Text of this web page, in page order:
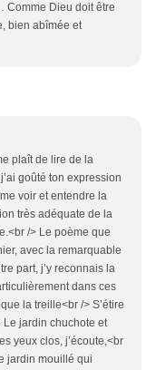
Comme Dieu doit être
bien abîmée et
plaît de lire de la
goûté ton expression
voir et entendre la
très adéquate de la
/> Le poème que
avec la remarquable
part, j’y reconnais la
dans ces
la treille<br /> S’étire
Le jardin chuchote et
yeux clos, j’écoute,<br
jardin mouillé qui